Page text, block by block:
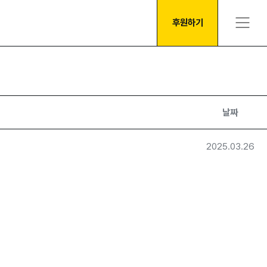
후원하기
날짜
2025.03.26